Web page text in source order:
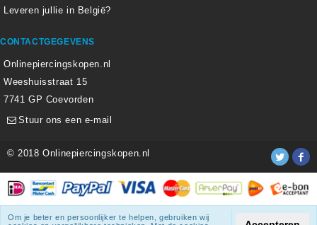
Leveren jullie in België?
CONTACTGEGEVENS
Onlinepiercingskopen.nl
Weeshuisstraat 15
7741 GP Coevorden
Stuur ons een e-mail
© 2018 Onlinepiercingskopen.nl
Alle weergegeven prijzen zijn inclusief 21% BTW.
Om je beter en persoonlijker te helpen, gebruiken wij